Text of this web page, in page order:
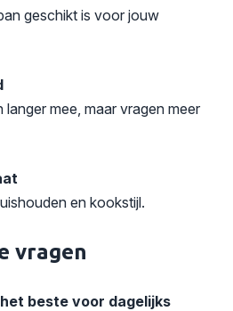
geschikt is voor jouw
langer mee, maar vragen meer
en kookstijl.
vragen
beste voor dagelijks